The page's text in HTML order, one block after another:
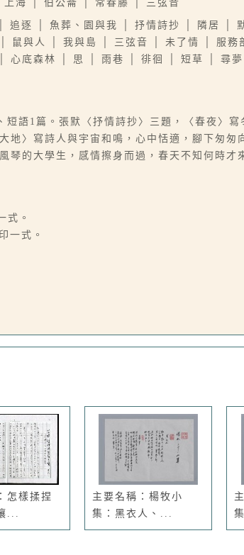
海 │ 伯公崙 │ 常春藤 │ 三弦音
追逐 │ 魚葬、園與我 │ 抒情詩抄 │ 隣居 │
鼠與人 │ 我與島 │ 三弦音 │ 未了情 │ 服
心底森林 │ 思 │ 雨巷 │ 徘徊 │ 短草 │ 尋
短語1篇。張默〈抒情詩抄〉三題，〈春夜〉
地〉寫詩人與宇宙和鳴，心中恬適，腳下匆
琴的大學生，感情擦身而過，春天不知何時
式。
一式。
怎樣揉捏
...
主要名稱：楊牧小
集：黑衣人、...